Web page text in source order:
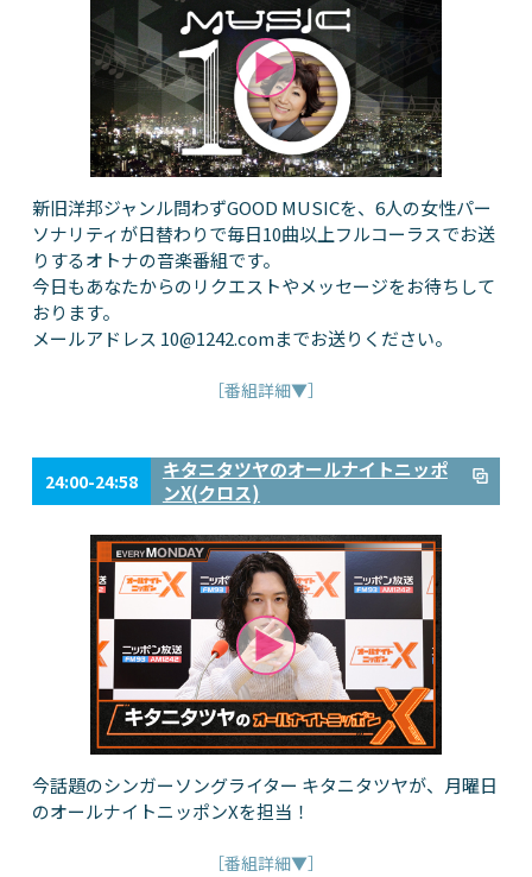
新旧洋邦ジャンル問わずGOOD MUSICを、6人の女性パー
ソナリティが日替わりで毎日10曲以上フルコーラスでお送
りするオトナの音楽番組です。
今日もあなたからのリクエストやメッセージをお待ちして
おります。
メールアドレス 10@1242.comまでお送りください。
［番組詳細▼］
24:00-24:58
キタニタツヤのオールナイトニッポ
ンX(クロス)
今話題のシンガーソングライター キタニタツヤが、月曜日
のオールナイトニッポンXを担当！
［番組詳細▼］